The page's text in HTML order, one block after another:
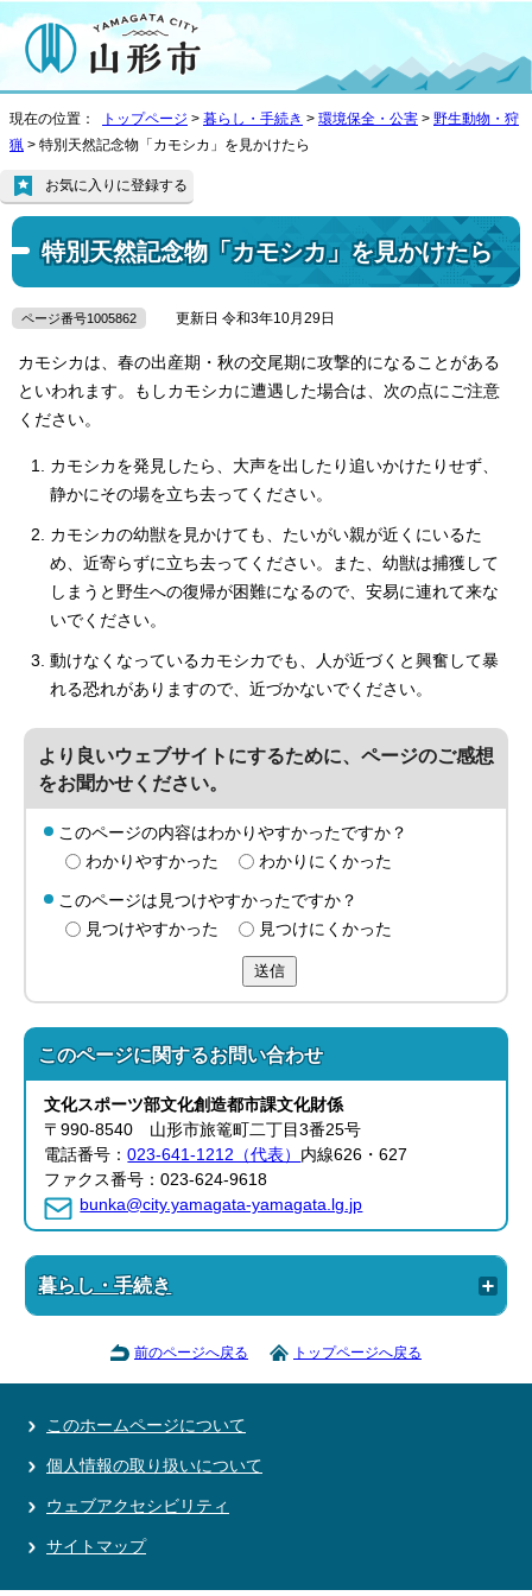
現在の位置： トップページ > 暮らし・手続き > 環境保全・公害 > 野生動物・狩
猟 > 特別天然記念物「カモシカ」を見かけたら
特別天然記念物「カモシカ」を見かけたら
お気に入りに登録する
ページ番号1005862 更新日 令和3年10月29日
カモシカは、春の出産期・秋の交尾期に攻撃的になることがある
といわれます。もしカモシカに遭遇した場合は、次の点にご注意
ください。
カモシカを発見したら、大声を出したり追いかけたりせず、
静かにその場を立ち去ってください。
カモシカの幼獣を見かけても、たいがい親が近くにいるた
め、近寄らずに立ち去ってください。また、幼獣は捕獲して
しまうと野生への復帰が困難になるので、安易に連れて来な
いでください。
動けなくなっているカモシカでも、人が近づくと興奮して暴
れる恐れがありますので、近づかないでください。
より良いウェブサイトにするために、ページのご感想
をお聞かせください。
このページの内容はわかりやすかったですか？
わかりやすかった
わかりにくかった
このページは見つけやすかったですか？
見つけやすかった
見つけにくかった
送信
このページに関するお問い合わせ
文化スポーツ部文化創造都市課文化財係
〒990-8540 山形市旅篭町二丁目3番25号
電話番号：023-641-1212（代表） 内線626・627
ファクス番号：023-624-9618
bunka@city.yamagata-yamagata.lg.jp
暮らし・手続き
前のページへ戻る トップページへ戻る
このホームページについて
個人情報の取り扱いについて
ウェブアクセシビリティ
サイトマップ